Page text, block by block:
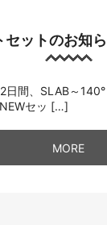
ットのお知
間、SLAB～
セッ […]
MORE